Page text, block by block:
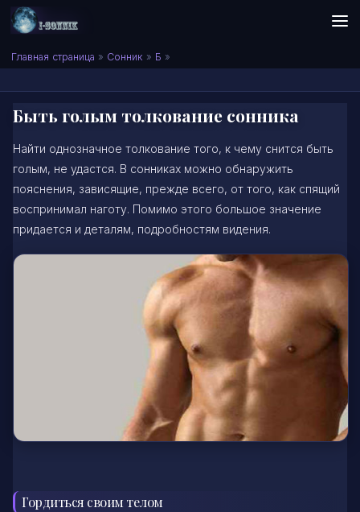
Skip to content
Сонник I-SONNIK.COM
Главная страница » Сонник » Б »
Быть голым толкование сонника
Найти однозначное толкование того, к чему снится быть
голым, не удастся. В сонниках можно обнаружить
пояснения, зависящие, прежде всего, от того, как спящий
воспринимал наготу. Помимо этого большое значение
придается и деталям, подробностям видения.
Гордиться своим телом